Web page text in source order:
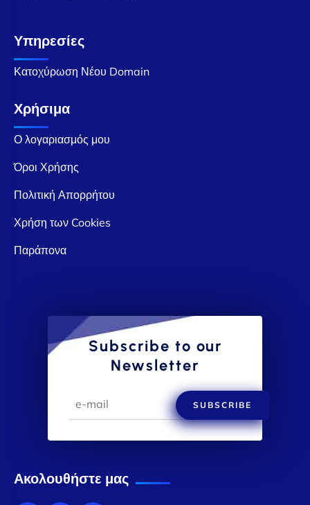
Υπηρεσίες
Κατοχύρωση Νέου Domain
Χρήσιμα
Ο λογαριασμός μου
Όροι Χρήσης
Πολιτική Απορρήτου
Χρήση των Cookies
Παράπονα
Subscribe to our
Newsletter
SUBSCRIBE
Ακολουθήστε μας